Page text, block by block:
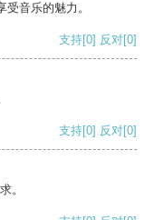
音乐的魅力。
支持[0] 反对[0]
支持[0] 反对[0]
。